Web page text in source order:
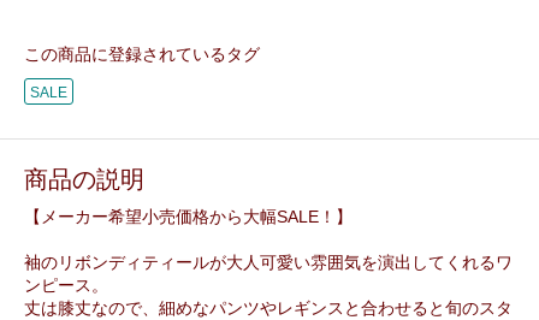
この商品に登録されているタグ
SALE
商品の説明
【メーカー希望小売価格から大幅SALE！】
袖のリボンディティールが大人可愛い雰囲気を演出してくれるワ
ンピース。
丈は膝丈なので、細めなパンツやレギンスと合わせると旬のスタ